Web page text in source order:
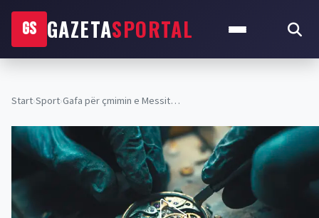
GS GAZETASPORTAL
Start›Sport›Gafa për çmimin e Messit…